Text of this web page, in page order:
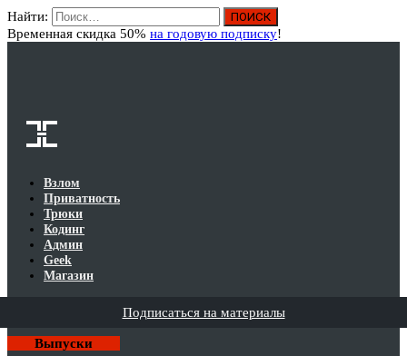
Найти:
Временная скидка 50% на годовую подписку!
Взлом
Приватность
Трюки
Кодинг
Админ
Geek
Магазин
Подписаться на материалы
Выпуски